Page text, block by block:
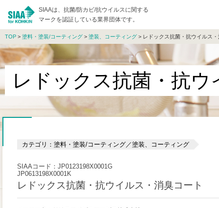
SIAAは、抗菌/防カビ/抗ウイルスに関する
マークを認証している業界団体です。
TOP > 塗料・塗装/コーティング > 塗装、コーティング > レドックス抗菌・抗ウイルス
レドックス抗菌・抗
カテゴリ：塗料・塗装/コーティング／塗装、コーティング
SIAAコード：JP0123198X0001G
JP0613198X0001K
レドックス抗菌・抗ウイルス・消臭コート